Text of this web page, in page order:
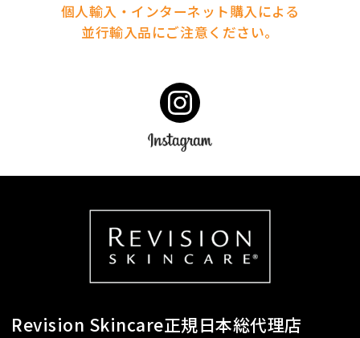
個人輸入・インターネット購入による
並行輸入品にご注意ください。
Revision Skincare正規日本総代理店